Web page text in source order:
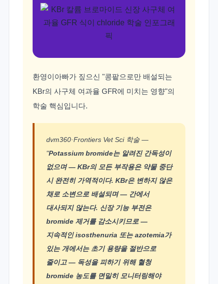
환영이아빠가 짚으신 "콩팥으로만 배설되는
KBr의 사구체 여과율 GFR에 미치는 영향"의
학술 핵심입니다.
dvm360·Frontiers Vet Sci 학술 —
"Potassium bromide는 알려진 간독성이
없으며 — KBr의 모든 부작용은 약물 중단
시 완전히 가역적이다. KBr은 변하지 않은
채로 소변으로 배설되며 — 간에서
대사되지 않는다. 신장 기능 부전은
bromide 제거를 감소시키므로 —
지속적인 isosthenuria 또는 azotemia가
있는 개에서는 초기 용량을 절반으로
줄이고 — 독성을 피하기 위해 혈청
bromide 농도를 면밀히 모니터링해야